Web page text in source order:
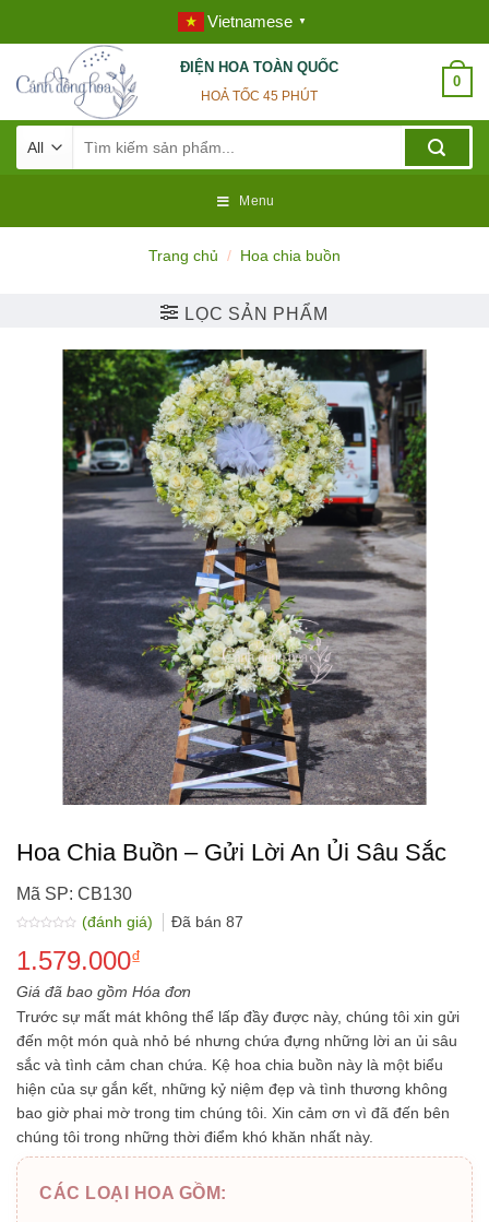
to
content
Vietnamese ▼
ĐIỆN HOA TOÀN QUỐC
HOẢ TỐC 45 PHÚT
0
kiếm:
Menu
Trang chủ / Hoa chia buồn
LỌC SẢN PHẨM
Hoa Chia Buồn – Gửi Lời An Ủi Sâu Sắc
Mã SP: CB130
xếp
hạng
5
sao
(đánh giá) Đã bán 87
1.579.000₫
Giá đã bao gồm Hóa đơn
Trước sự mất mát không thể lấp đầy được này, chúng tôi xin gửi
đến một món quà nhỏ bé nhưng chứa đựng những lời an ủi sâu
sắc và tình cảm chan chứa. Kệ hoa chia buồn này là một biểu
hiện của sự gắn kết, những kỷ niệm đẹp và tình thương không
bao giờ phai mờ trong tim chúng tôi. Xin cảm ơn vì đã đến bên
chúng tôi trong những thời điểm khó khăn nhất này.
CÁC LOẠI HOA GỒM: